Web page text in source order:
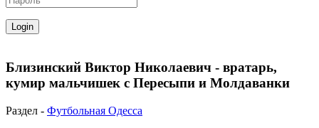
Близинский Виктор Николаевич - вратарь,
кумир мальчишек с Пересыпи и Молдаванки
Раздел - Футбольная Одесса